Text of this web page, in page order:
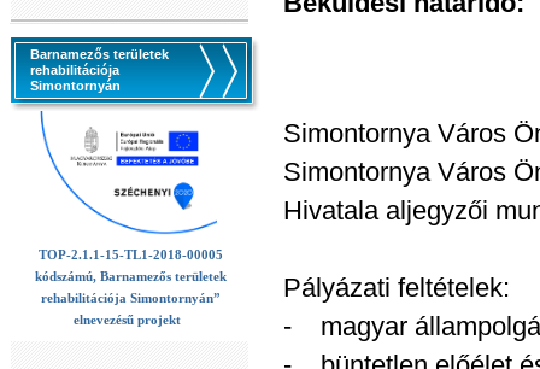
Barnamezős területek
rehabilitációja
Simontornyán
TOP-2.1.1-15-TL1-2018-00005
kódszámú, Barnamezős területek
rehabilitációja Simontornyán”
elnevezésű projekt
Simontornya Város
Simontornya Város
Hivatala aljegyzői
Pályázati feltételek:
- magyar